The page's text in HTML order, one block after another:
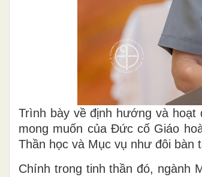
Trình bày về định hướng và hoạt
mong muốn của Đức cố Giáo
Thần học và Mục vụ như đôi bàn
Chính trong tinh thần đó, ngành